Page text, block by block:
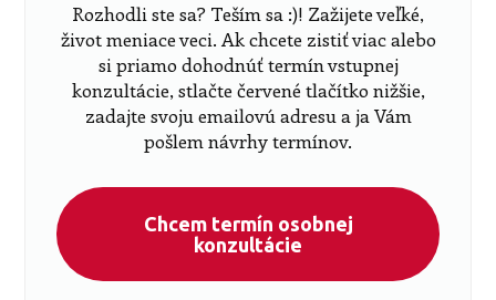
Rozhodli ste sa? Teším sa :)! Zažijete veľké,
život meniace veci. Ak chcete zistiť viac alebo
si priamo dohodnúť termín vstupnej
konzultácie, stlačte červené tlačítko nižšie,
zadajte svoju emailovú adresu a ja Vám
pošlem návrhy termínov.
Chcem termín osobnej
konzultácie